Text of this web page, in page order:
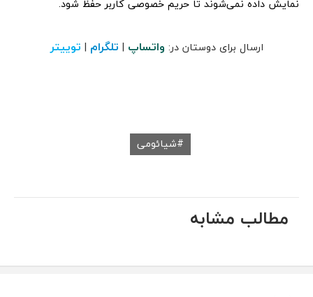
نمایش داده نمی‌شوند تا حریم خصوصی کاربر حفظ شود.
ارسال برای دوستان در: واتساپ | تلگرام | توییتر
شیائومی
مطالب مشابه